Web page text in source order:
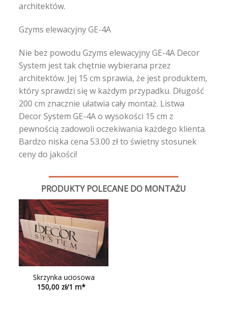
architektów.
Gzyms elewacyjny GE-4A
Nie bez powodu Gzyms elewacyjny GE-4A Decor
System jest tak chętnie wybierana przez
architektów. Jej 15 cm sprawia, że jest produktem,
który sprawdzi się w każdym przypadku. Długość
200 cm znacznie ułatwia cały montaż. Listwa
Decor System GE-4A o wysokości 15 cm z
pewnością zadowoli oczekiwania każdego klienta.
Bardzo niska cena 53.00 zł to świetny stosunek
ceny do jakości!
PRODUKTY POLECANE DO MONTAŻU
Skrzynka uciosowa
150,00